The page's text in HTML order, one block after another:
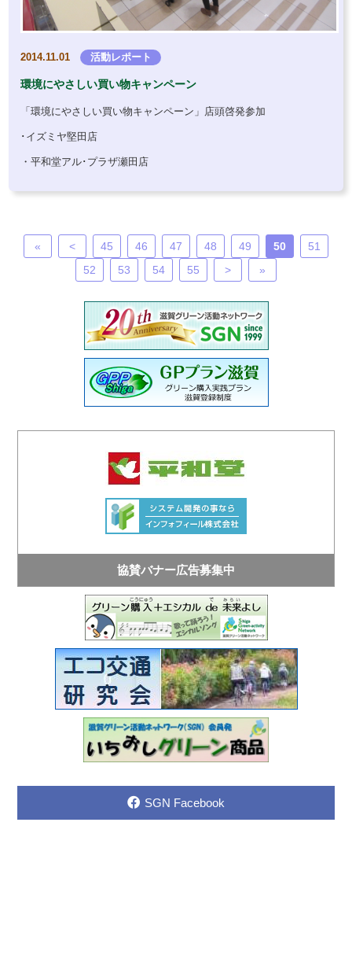
2014.11.01 活動レポート
環境にやさしい買い物キャンペーン
「環境にやさしい買い物キャンペーン」店頭啓発参加
･イズミヤ堅田店
・平和堂アル･プラザ瀬田店
« < 45 46 47 48 49 50
51
52
53 54 55 > »
協賛バナー広告募集中
SGN Facebook